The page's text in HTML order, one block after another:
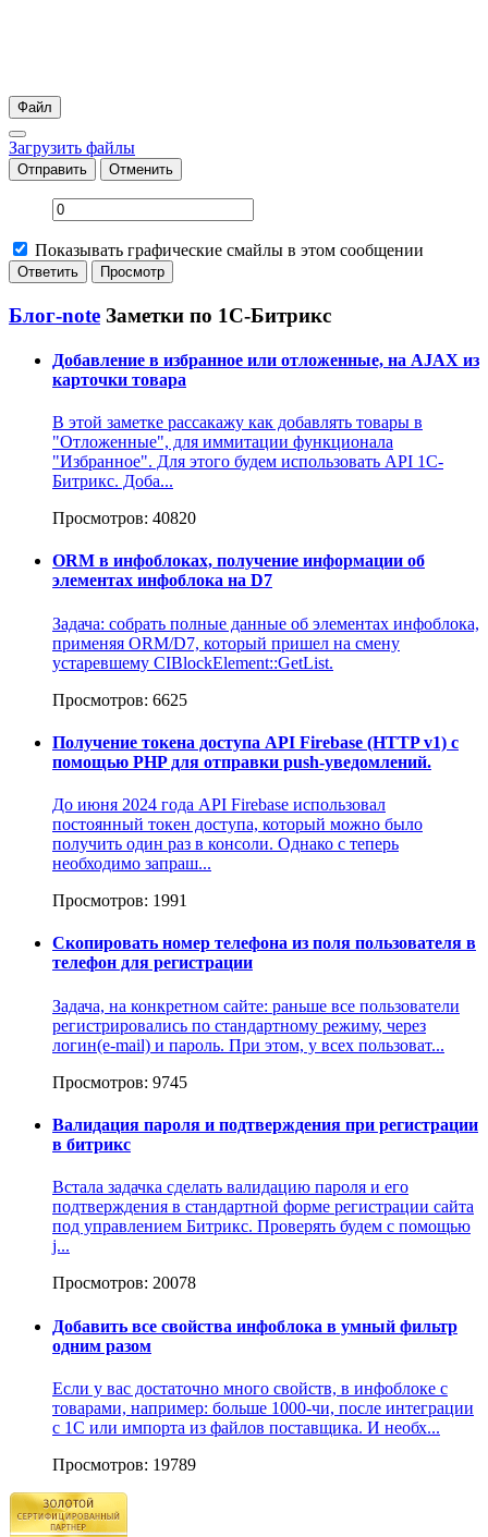
Файл
Загрузить файлы
Отправить Отменить
Показывать графические смайлы в этом сообщении
Блог-note Заметки по 1С-Битрикс
Добавление в избранное или отложенные, на AJAX из
карточки товара
В этой заметке рассакажу как добавлять товары в
"Отложенные", для иммитации функционала
"Избранное". Для этого будем использовать API 1С-
Битрикс. Доба...
Просмотров: 40820
ORM в инфоблоках, получение информации об
элементах инфоблока на D7
Задача: собрать полные данные об элементах инфоблока,
применяя ORM/D7, который пришел на смену
устаревшему CIBlockElement::GetList.
Просмотров: 6625
Получение токена доступа API Firebase (HTTP v1) с
помощью PHP для отправки push-уведомлений.
До июня 2024 года API Firebase использовал
постоянный токен доступа, который можно было
получить один раз в консоли. Однако с теперь
необходимо запраш...
Просмотров: 1991
Скопировать номер телефона из поля пользователя в
телефон для регистрации
Задача, на конкретном сайте: раньше все пользователи
регистрировались по стандартному режиму, через
логин(e-mail) и пароль. При этом, у всех пользоват...
Просмотров: 9745
Валидация пароля и подтверждения при регистрации
в битрикс
Встала задачка сделать валидацию пароля и его
подтверждения в стандартной форме регистрации сайта
под управлением Битрикс. Проверять будем с помощью
j...
Просмотров: 20078
Добавить все свойства инфоблока в умный фильтр
одним разом
Если у вас достаточно много свойств, в инфоблоке с
товарами, например: больше 1000-чи, после интеграции
с 1С или импорта из файлов поставщика. И необх...
Просмотров: 19789